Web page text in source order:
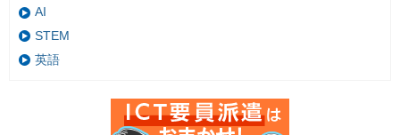
AI
STEM
英語